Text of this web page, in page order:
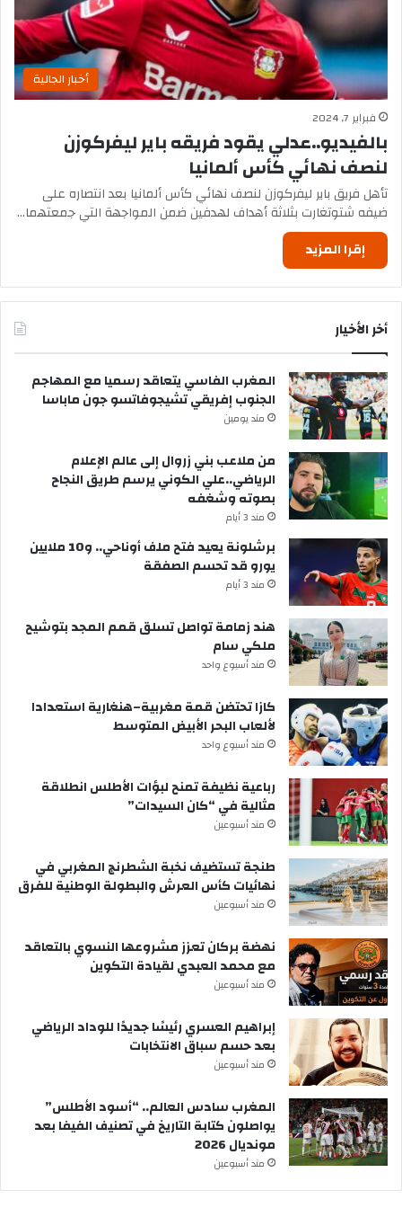
أخبار الجالية
فبراير 7, 2024
بالفيديو..عدلي يقود فريقه باير ليفركوزن
لنصف نهائي كأس ألمانيا
تأهل فريق باير ليفركوزن لنصف نهائي كأس ألمانيا بعد انتصاره على
ضيفه شتوتغارت بثلاثة أهداف لهدفين ضمن المواجهة التي جمعتهما…
إقرا المزيد
أخر الأخيار
المغرب الفاسي يتعاقد رسميا مع المهاجم
الجنوب إفريقي تشيجوفاتسو جون ماباسا
مند يومين
من ملاعب بني زروال إلى عالم الإعلام
الرياضي..علي الكوني يرسم طريق النجاح
بصوته وشغفه
مند 3 أيام
برشلونة يعيد فتح ملف أوناحي.. و10 ملايين
يورو قد تحسم الصفقة
مند 3 أيام
هند زمامة تواصل تسلق قمم المجد بتوشيح
ملكي سام
مند أسبوع واحد
كازا تحتضن قمة مغربية–هنغارية استعدادا
لألعاب البحر الأبيض المتوسط
مند أسبوع واحد
رباعية نظيفة تمنح لبؤات الأطلس انطلاقة
مثالية في “كان السيدات”
مند أسبوعين
طنجة تستضيف نخبة الشطرنج المغربي في
نهائيات كأس العرش والبطولة الوطنية للفرق
مند أسبوعين
نهضة بركان تعزز مشروعها النسوي بالتعاقد
مع محمد العبدي لقيادة التكوين
مند أسبوعين
إبراهيم العسري رئيسًا جديدًا للوداد الرياضي
بعد حسم سباق الانتخابات
مند أسبوعين
المغرب سادس العالم.. “أسود الأطلس”
يواصلون كتابة التاريخ في تصنيف الفيفا بعد
مونديال 2026
مند أسبوعين